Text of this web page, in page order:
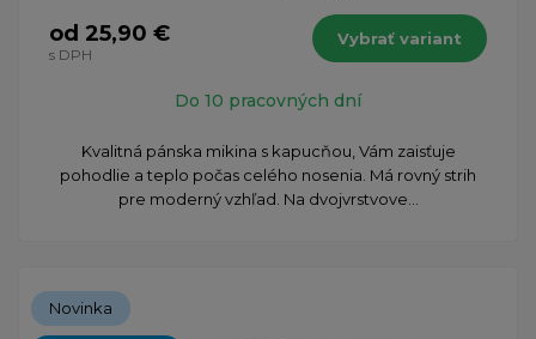
od 25,90 €
s DPH
Vybrať variant
Do 10 pracovných dní
Kvalitná pánska mikina s kapucňou, Vám zaisťuje
pohodlie a teplo počas celého nosenia. Má rovný strih
pre moderný vzhľad. Na dvojvrstvove...
Novinka